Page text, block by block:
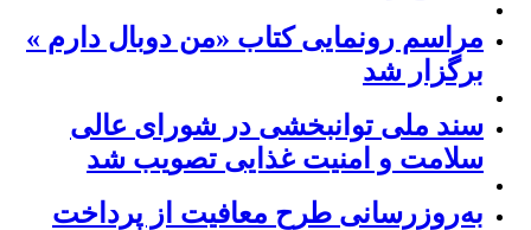
مراسم رونمایی کتاب «من دوبال دارم »
برگزار شد
سند ملی توانبخشی در شورای عالی
سلامت و امنیت غذایی تصویب شد
به‌روزرسانی طرح معافیت از پرداخت